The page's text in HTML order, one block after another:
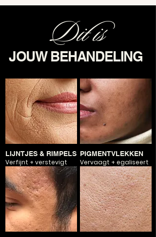
Dit is
JOUW BEHANDELING
LIJNTJES & RIMPELS
Verfijnt + verstevigt
PIGMENTVLEKKEN
Vervaagt + egaliseert